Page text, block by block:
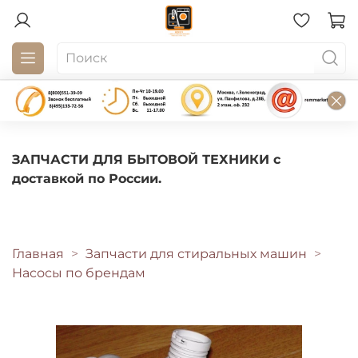
ЗАПЧАСТИ ДЛЯ БЫТОВОЙ ТЕХНИКИ с
доставкой по России.
Главная
Запчасти для стиральных машин
Насосы по брендам